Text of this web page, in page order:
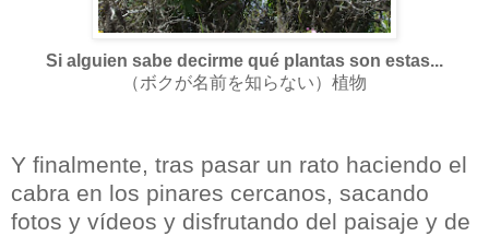
Si alguien sabe decirme qué plantas son estas...
（ボクが名前を知らない）植物
Y finalmente, tras pasar un rato haciendo el
cabra en los pinares cercanos, sacando
fotos y vídeos y disfrutando del paisaje y de